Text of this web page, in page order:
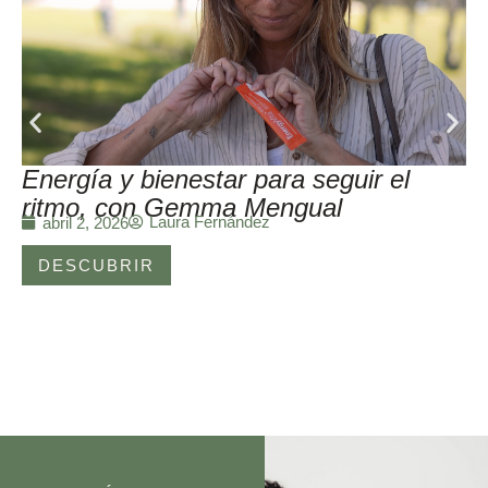
Energía y bienestar para seguir el
ritmo, con Gemma Mengual
abril 2, 2026 Laura Fernández
DESCUBRIR